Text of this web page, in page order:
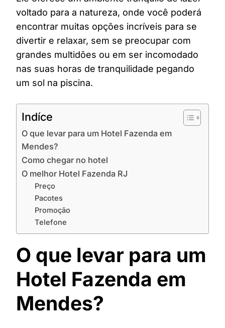
voltado para a natureza, onde você poderá
encontrar muitas opções incríveis para se
divertir e relaxar, sem se preocupar com
grandes multidões ou em ser incomodado
nas suas horas de tranquilidade pegando
um sol na piscina.
Indíce
O que levar para um Hotel Fazenda em
Mendes?
Como chegar no hotel
O melhor Hotel Fazenda RJ
Preço
Pacotes
Promoção
Telefone
O que levar para um
Hotel Fazenda em
Mendes?